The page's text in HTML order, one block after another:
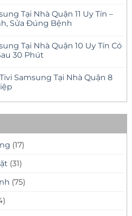
Tại Nhà Quận 11 Uy Tín –
Sửa Đúng Bệnh
Tại Nhà Quận 10 Uy Tín Có
30 Phút
Samsung Tại Nhà Quận 8
(17)
(31)
(75)